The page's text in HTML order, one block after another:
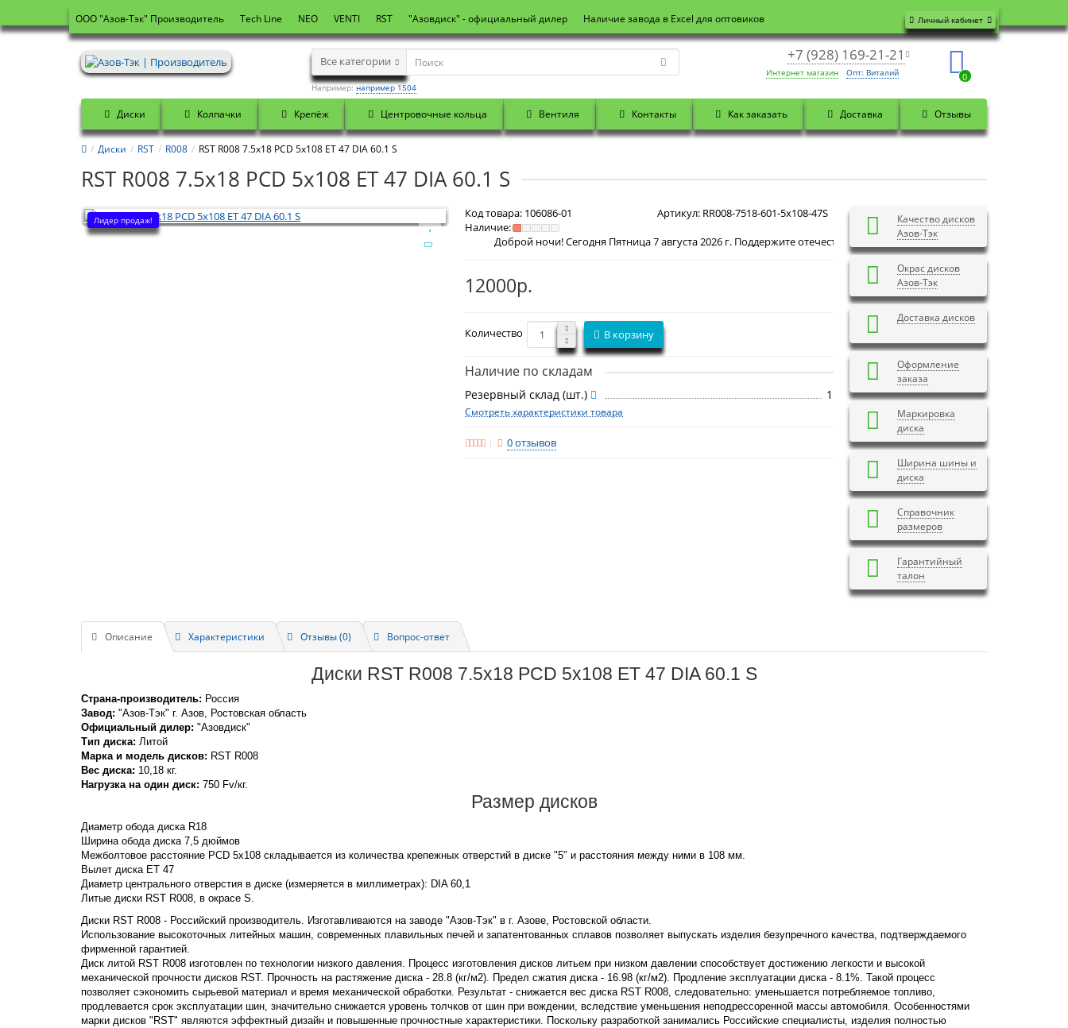
Личный кабинет
OOO "Азов-Тэк" Производитель Tech Line NEO VENTI RST "Азовдиск" - официальный дилер Наличие завода в Excel для оптовиков
+7 (928) 169-21-21
Интернет магазин Опт: Виталий 0
Все категории
Например:например 1504
Диски Колпачки Крепёж Центровочные кольца Вентиля Контакты Как заказать Доставка Отзывы
Диски RST R008 RST R008 7.5x18 PCD 5x108 ET 47 DIA 60.1 S
RST R008 7.5x18 PCD 5x108 ET 47 DIA 60.1 S
Лидер продаж! Код товара: 106086-01 Артикул:RR008-7518-601-5x108-47S
Наличие:
Доброй ночи! СегодняПятница 7 августа 2026 г. Поддержите отечественного производителя! Закажите на официальном
12000р.
Количество В корзину
Наличие по складам
Резервный склад (шт.) 1
Смотреть характеристики товара
0 отзывов
Качество дисков
Азов-Тэк
Окрас дисков
Азов-Тэк
Доставка дисков
Оформление
заказа
Маркировка
диска
Ширина шины и
диска
Справочник
размеров
Гарантийный
талон
Описание Характеристики Отзывы (0) Вопрос-ответ
Диски RST R008 7.5x18 PCD 5x108 ET 47 DIA 60.1 S
Страна-производитель: Россия
Завод: "Азов-Тэк" г. Азов, Ростовская область
Официальный дилер: "Азовдиск"
Тип диска: Литой
Марка и модель дисков: RST R008
Вес диска: 10,18 кг.
Нагрузка на один диск: 750 Fv/кг.
Размер дисков
Диаметр обода диска R18
Ширина обода диска 7,5 дюймов
Межболтовое расстояние PCD 5x108 складывается из количества крепежных отверстий в диске "5" и расстояния между ними в 108 мм.
Вылет диска ET 47
Диаметр центрального отверстия в диске (измеряется в миллиметрах): DIA 60,1
Литые диски RST R008, в окрасе S.
Диски RST R008 - Российский производитель. Изготавливаются на заводе "Азов-Тэк" в г. Азове, Ростовской области.
Использование высокоточных литейных машин, современных плавильных печей и запатентованных сплавов позволяет выпускать изделия безупречного качества, подтверждаемого
фирменной гарантией.
Диск литой RST R008 изготовлен по технологии низкого давления. Процесс изготовления дисков литьем при низком давлении способствует достижению легкости и высокой
механической прочности дисков RST. Прочность на растяжение диска - 28.8 (кг/м2). Предел сжатия диска - 16.98 (кг/м2). Продление эксплуатации диска - 8.1%. Такой процесс
позволяет сэкономить сырьевой материал и время механической обработки. Результат - снижается вес диска RST R008, следовательно: уменьшается потребляемое топливо,
продлевается срок эксплуатации шин, значительно снижается уровень толчков от шин при вождении, вследствие уменьшения неподрессоренной массы автомобиля. Особенностями
марки дисков "RST" являются эффектный дизайн и повышенные прочностные характеристики. Поскольку разработкой занимались Российские специалисты, изделия полностью